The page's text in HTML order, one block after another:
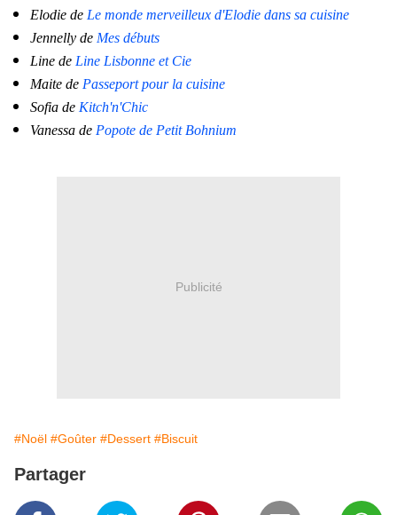
Elodie de Le monde merveilleux d'Elodie dans sa cuisine
Jennelly de Mes débuts
Line de Line Lisbonne et Cie
Maite de Passeport pour la cuisine
Sofia de Kitch'n'Chic
Vanessa de Popote de Petit Bohnium
Publicité
#Noël #Goûter #Dessert #Biscuit
Partager